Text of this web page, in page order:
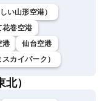
い山形空港）
花巻空港
港
仙台空港
カイパーク）
）